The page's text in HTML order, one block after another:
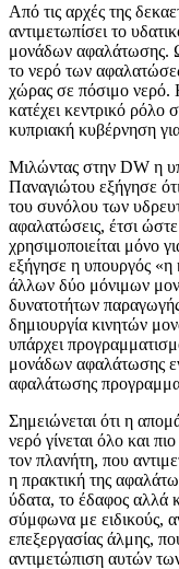
Από τις αρχές της
αντιμετωπίσει το
μονάδων αφαλάτωσης.
το νερό των
χώρας σε πόσιμο νερό.
κατέχει κεντρικό
κυπριακή κυβέρνηση
Μιλώντας στην DW η
Παναγιώτου εξήγησε
του συνόλου των
αφαλατώσεις, έτσι
χρησιμοποιείται μόνο
εξήγησε η υπουργός «η
άλλων δύο μόνιμων
δυνατοτήτων
δημιουργία κινητών
υπάρχει
μονάδων αφαλάτωσης
αφαλάτωσης
Σημειώνεται ότι η
νερό γίνεται όλο και
τον πλανήτη, που
η πρακτική της
ύδατα, το έδαφος αλλά
σύμφωνα με ειδικούς,
επεξεργασίας άλμης,
αντιμετώπιση αυτών